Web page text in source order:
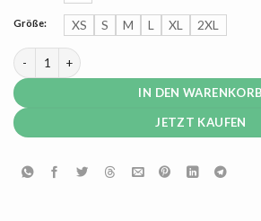
Größe: XS S M L XL 2XL
Dassy Velox Damen Sweatshirt weiß/
IN DEN WARENKORB
JETZT KAUFEN